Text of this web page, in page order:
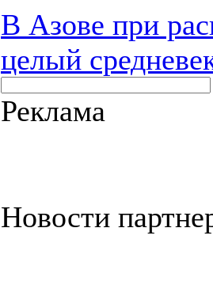
В Азове при
целый
Реклама
Новости